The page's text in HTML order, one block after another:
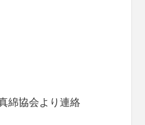
綿協会より連絡